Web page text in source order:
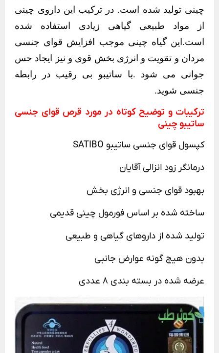
چینی تولید شده است. در ترکیب این داروی چینی
از مواد طبیعی گیاهی زیادی استفاده شده
است.این گیاه چینی موجب افزایش قوای جنسی
مردان و تقویت و انرژی بخش قوی و نیز ایجاد حس
جوانی می شود .با ساتیبو بی رقیب در رابطه
جنسی شوید.
ترکیبات و توضیح کوتاه در مورد قرص قوای جنسی
ساتیبو چینی
کپسول قوای جنسی ساتیبو SATIBO
درمانگر زود انزالی آقایان
بهبود قوای جنسی و انرژی بخش
ساخته شده بر اساس فورمول چینی قدیمی
تولید شده از داروهای گیاهی و طبیعی
بدون هیج گونه عوارض جانبی
عرضه شده در بسته بندی 8 عددی